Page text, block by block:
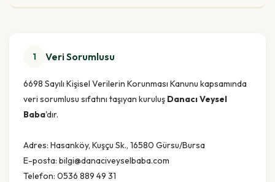
1 Veri Sorumlusu
6698 Sayılı Kişisel Verilerin Korunması Kanunu kapsamında
veri sorumlusu sıfatını taşıyan kuruluş Danacı Veysel
Baba'dır.
Adres: Hasanköy, Kuşçu Sk., 16580 Gürsu/Bursa
E-posta: bilgi@danaciveyselbaba.com
Telefon: 0536 889 49 31